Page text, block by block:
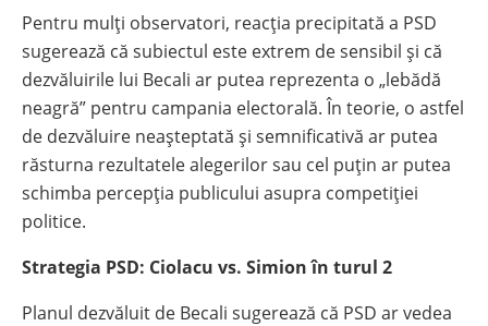
Pentru mulți observatori, reacția precipitată a PSD
sugerează că subiectul este extrem de sensibil și că
dezvăluirile lui Becali ar putea reprezenta o „lebădă
neagră” pentru campania electorală. În teorie, o astfel
de dezvăluire neașteptată și semnificativă ar putea
răsturna rezultatele alegerilor sau cel puțin ar putea
schimba percepția publicului asupra competiției
politice.
Strategia PSD: Ciolacu vs. Simion în turul 2
Planul dezvăluit de Becali sugerează că PSD ar vedea